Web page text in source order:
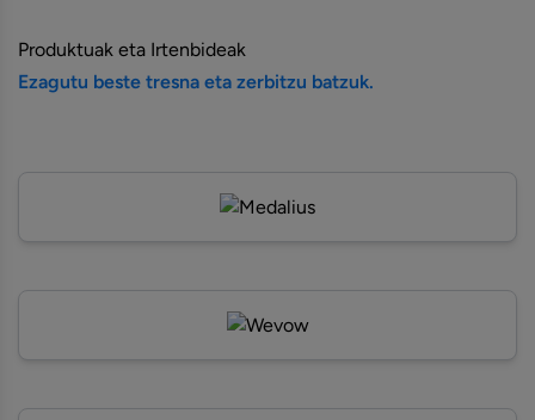
Produktuak eta Irtenbideak
Ezagutu beste tresna eta zerbitzu batzuk.